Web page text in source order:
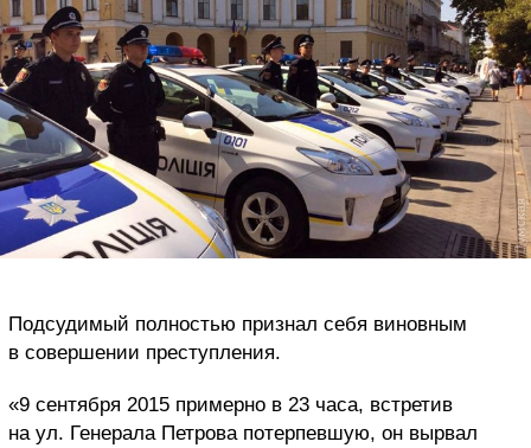
Подсудимый полностью признал себя виновным
в совершении преступления.
«9 сентября 2015 примерно в 23 часа, встретив
на ул. Генерала Петрова потерпевшую, он вырвал